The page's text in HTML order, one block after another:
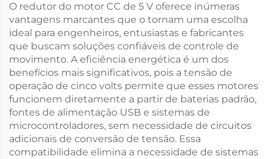
O redutor do motor CC de 5 V oferece inúmeras
vantagens marcantes que o tornam uma escolha
ideal para engenheiros, entusiastas e fabricantes
que buscam soluções confiáveis de controle de
movimento. A eficiência energética é um dos
benefícios mais significativos, pois a tensão de
operação de cinco volts permite que esses motores
funcionem diretamente a partir de baterias padrão,
fontes de alimentação USB e sistemas de
microcontroladores, sem necessidade de circuitos
adicionais de conversão de tensão. Essa
compatibilidade elimina a necessidade de sistemas